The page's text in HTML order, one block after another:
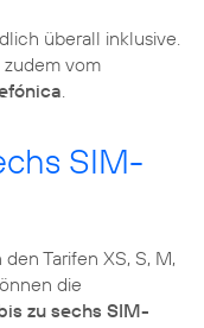
überall inklusive.
vom
.
SIM-
den Tarifen XS, S, M,
die
zu sechs SIM-